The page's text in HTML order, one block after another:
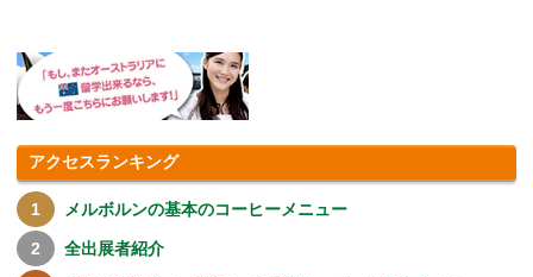
アクセスランキング
メルボルンの基本のコーヒーメニュー
全出展者紹介